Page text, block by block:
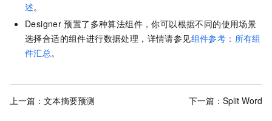
述。
Designer 预置了多种算法组件，你可以根据不同的使用场景
选择合适的组件进行数据处理，详情请参见组件参考：所有组
件汇总。
上一篇： 文本摘要预测 下一篇： Split Word